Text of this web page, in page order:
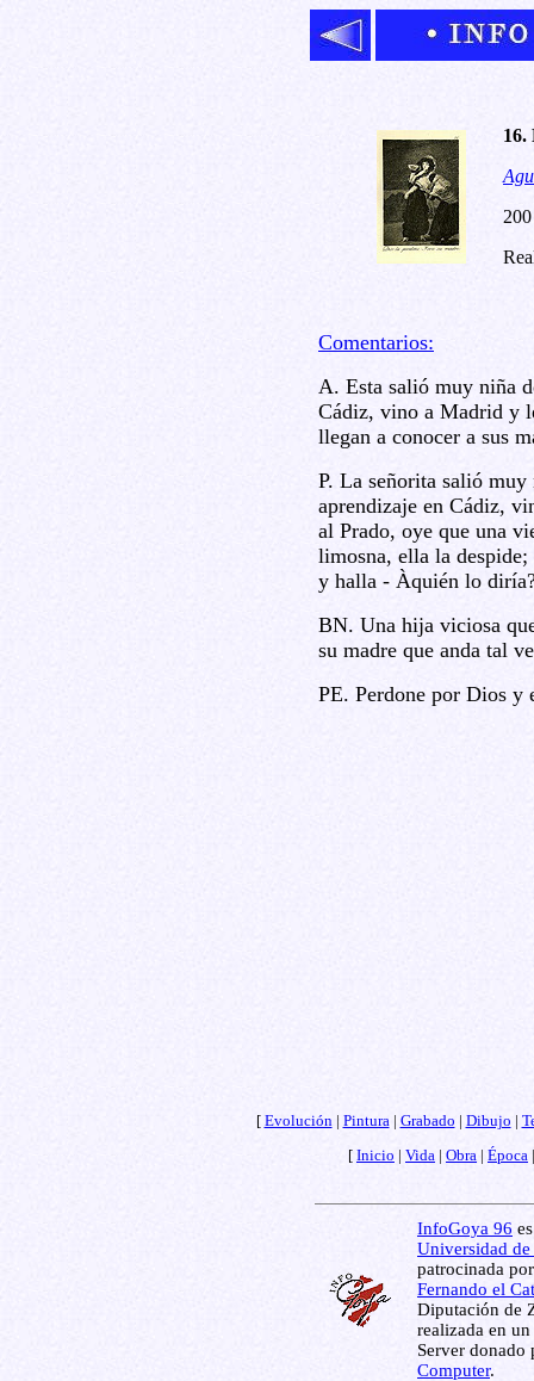
16.
Comentarios:
A. Esta salió muy niña
Cádiz, vino a Madrid y
llegan a conocer a sus
P. La señorita salió
aprendizaje en Cádiz,
al Prado, oye que una
limosna, ella la
y halla - Àquién lo
BN. Una hija viciosa
su madre que anda tal
PE. Perdone por Dios y
[ Evolución| Pintura| Grabado | Dibujo |
[ Inicio | Vida | Obra | Época
InfoGoya 96
Universidad de
patrocinada
Fernando el
Diputación de
realizada en
Server donado
Computer.